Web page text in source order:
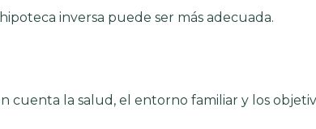
inversa puede ser más adecuada.
cuenta la salud, el entorno familiar y los